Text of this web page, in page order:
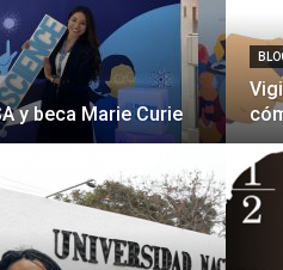
y beca Marie Curie